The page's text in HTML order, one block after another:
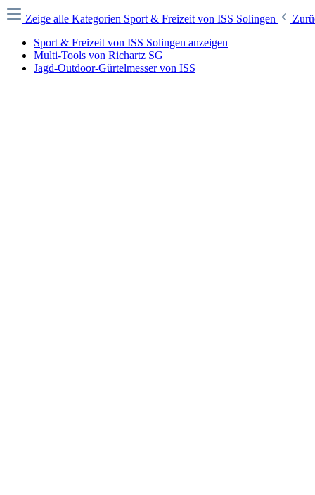
Zeige alle Kategorien Sport & Freizeit von ISS Solingen
Sport & Freizeit von ISS Solingen anzeigen
Multi-Tools von Richartz SG
Jagd-Outdoor-Gürtelmesser von ISS